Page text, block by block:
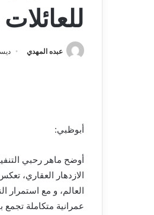
عبده المهدي
أبوظبي:
أوضح ماهر رحبي
الازدهار العقاري،
العالم، و مع استمرار
عمرانية متكاملة تجمع